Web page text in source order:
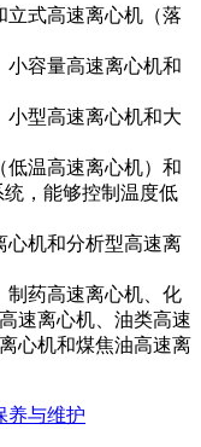
式高速离心机（落
容量高速离心机和
型高速离心机和大
温高速离心机）和
，能够控制温度低
机和分析型高速离
药高速离心机、化
速离心机、油类高速
心机和煤焦油高速离
养与维护